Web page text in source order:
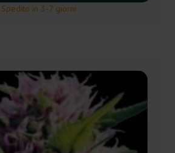
Spedito in 3-7 giorni